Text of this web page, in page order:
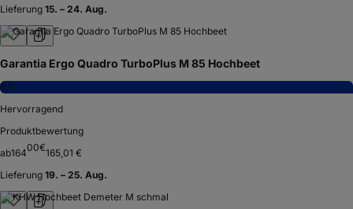
Lieferung 15. – 24. Aug.
Garantia Ergo Quadro TurboPlus M 85 Hochbeet
8,0
Hervorragend
Produktbewertung
ab16400€165,01 €
Lieferung 19. – 25. Aug.